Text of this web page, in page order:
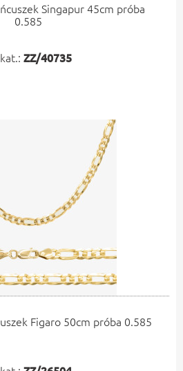
Singapur 45cm próba
0.585
ZZ/40735
Figaro 50cm próba 0.585